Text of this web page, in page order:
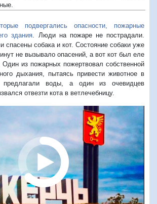
подвергались опасности, пожарные
здания . Люди на пожаре не пострадали.
собака и кот. Состояние собаки уже
не вызывало опасений, а вот кот был еле
из пожарных пожертвовал собственной
дыхания, пытаясь привести животное в
предлагали воды, а один из очевидцев
отвезти кота в ветлечебницу.